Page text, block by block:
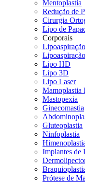
Mentoplastia
Redução de
Cirurgia
Lipo de
Corporais
Lipoaspiração
Lipo HD
Lipo 3D
Lipo Laser
Mamoplastia
Mastopexia
Ginecomastia
Gluteoplastia
Ninfoplastia
Implantes de
Prótese de